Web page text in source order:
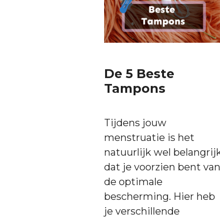
De 5 Beste
Tampons
Tijdens jouw
menstruatie is het
natuurlijk wel
dat je voorzien bent van
de optimale
bescherming. Hier heb
je verschillende